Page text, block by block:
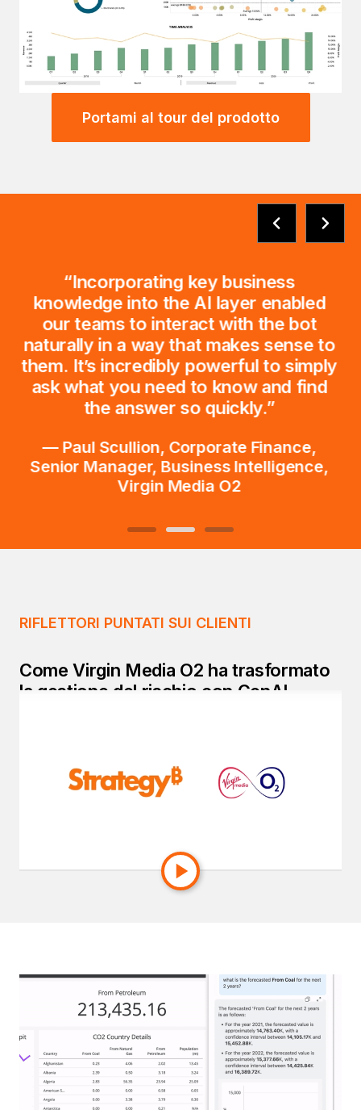
Portami al tour del prodotto
“In addition to saving 1,000s of hours
managing data pipelines each year, we
estimate that our analysts have
increased their time-to-insights by a
factor of 7 because they now have
more time to support the business by
interrogating our data in new and
— Noel Cyr, VP, Business intelligence and
Analytics, NBCUniversal
RIFLETTORI PUNTATI SUI CLIENTI
Come Virgin Media O2 ha trasformato
la gestione del rischio con GenAI
manuali, migliorare la qualità dei dati e accedere
rapidamente a insight in tempo reale in tutte le